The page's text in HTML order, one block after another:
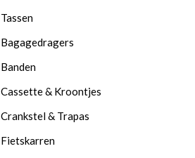
Tassen
Bagagedragers
Banden
Cassette & Kroontjes
Crankstel & Trapas
Fietskarren